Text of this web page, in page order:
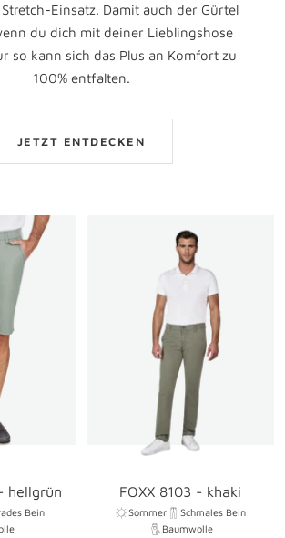
Einsatz. Damit auch der Gürtel
du dich mit deiner Lieblingshose
so kann sich das Plus an Komfort zu
100% entfalten.
JETZT ENTDECKEN
hellgrün
Bein
FOXX 8103 - khaki
Sommer
Schmales Bein
Baumwolle